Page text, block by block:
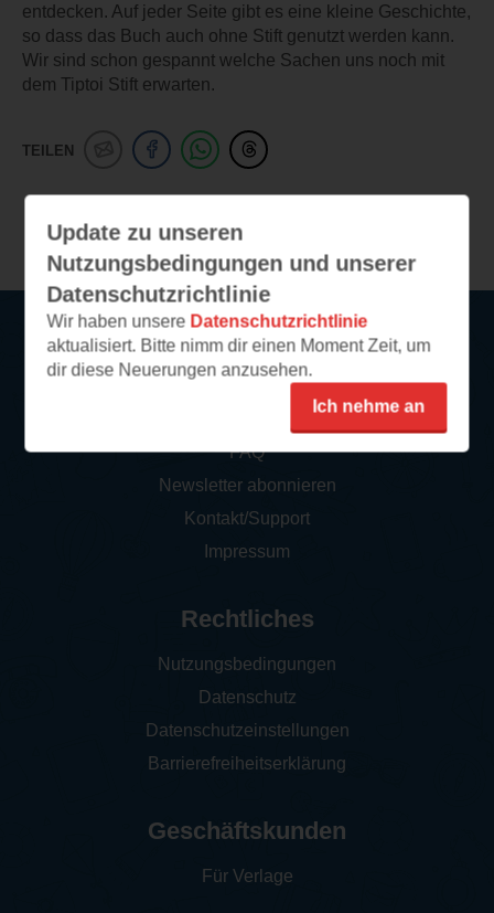
entdecken. Auf jeder Seite gibt es eine kleine Geschichte,
so dass das Buch auch ohne Stift genutzt werden kann.
Wir sind schon gespannt welche Sachen uns noch mit
dem Tiptoi Stift erwarten.
TEILEN
Update zu unseren
Nutzungsbedingungen und unserer
Datenschutzrichtlinie
Wir haben unsere Datenschutzrichtlinie
aktualisiert. Bitte nimm dir einen Moment Zeit, um
dir diese Neuerungen anzusehen.
Ich nehme an
Service
FAQ
Newsletter abonnieren
Kontakt/Support
Impressum
Rechtliches
Nutzungsbedingungen
Datenschutz
Datenschutzeinstellungen
Barrierefreiheitserklärung
Geschäftskunden
Für Verlage